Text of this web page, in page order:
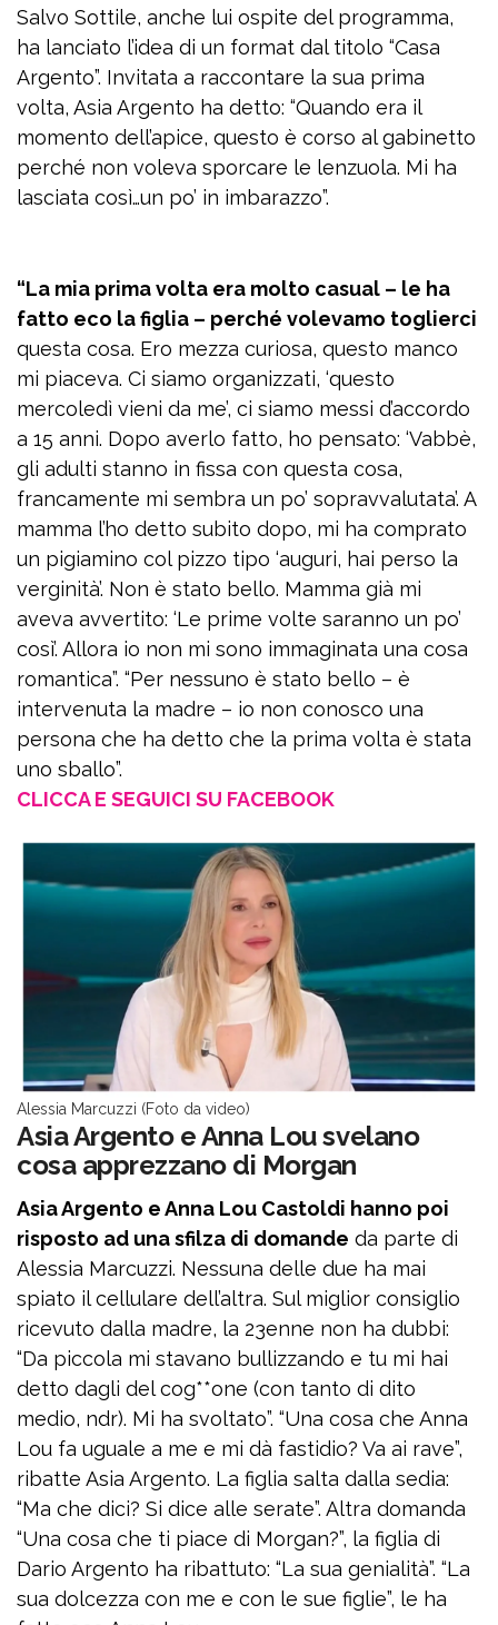
Salvo Sottile, anche lui ospite del programma,
ha lanciato l’idea di un format dal titolo “Casa
Argento”. Invitata a raccontare la sua prima
volta, Asia Argento ha detto: “Quando era il
momento dell’apice, questo è corso al gabinetto
perché non voleva sporcare le lenzuola. Mi ha
lasciata così…un po’ in imbarazzo”.
“La mia prima volta era molto casual – le ha
fatto eco la figlia – perché volevamo toglierci
questa cosa. Ero mezza curiosa, questo manco
mi piaceva. Ci siamo organizzati, ‘questo
mercoledì vieni da me’, ci siamo messi d’accordo
a 15 anni. Dopo averlo fatto, ho pensato: ‘Vabbè,
gli adulti stanno in fissa con questa cosa,
francamente mi sembra un po’ sopravvalutata’. A
mamma l’ho detto subito dopo, mi ha comprato
un pigiamino col pizzo tipo ‘auguri, hai perso la
verginità’. Non è stato bello. Mamma già mi
aveva avvertito: ‘Le prime volte saranno un po’
così’. Allora io non mi sono immaginata una cosa
romantica”. “Per nessuno è stato bello – è
intervenuta la madre – io non conosco una
persona che ha detto che la prima volta è stata
uno sballo”.
CLICCA E SEGUICI SU FACEBOOK
Alessia Marcuzzi (Foto da video)
Asia Argento e Anna Lou svelano
cosa apprezzano di Morgan
Asia Argento e Anna Lou Castoldi hanno poi
risposto ad una sfilza di domande da parte di
Alessia Marcuzzi. Nessuna delle due ha mai
spiato il cellulare dell’altra. Sul miglior consiglio
ricevuto dalla madre, la 23enne non ha dubbi:
“Da piccola mi stavano bullizzando e tu mi hai
detto dagli del cog**one (con tanto di dito
medio, ndr). Mi ha svoltato”. “Una cosa che Anna
Lou fa uguale a me e mi dà fastidio? Va ai rave”,
ribatte Asia Argento. La figlia salta dalla sedia:
“Ma che dici? Si dice alle serate”. Altra domanda
“Una cosa che ti piace di Morgan?”, la figlia di
Dario Argento ha ribattuto: “La sua genialità”. “La
sua dolcezza con me e con le sue figlie”, le ha